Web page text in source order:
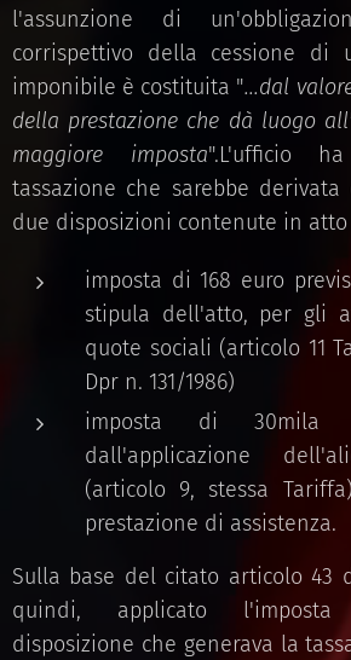
l'assunzione di
corrispettivo della cessione di
imponibile è costituita "...dal
della prestazione che dà luogo
maggiore imposta".L'ufficio
tassazione che sarebbe
due disposizioni contenute in atto
imposta di 168 euro
stipula dell'atto, per gli
quote sociali (articolo 11
Dpr n. 131/1986)
imposta di 30mila
dall'applicazione
(articolo 9, stessa
prestazione di assistenza.
Sulla base del citato articolo 43
quindi, applicato
disposizione che generava la